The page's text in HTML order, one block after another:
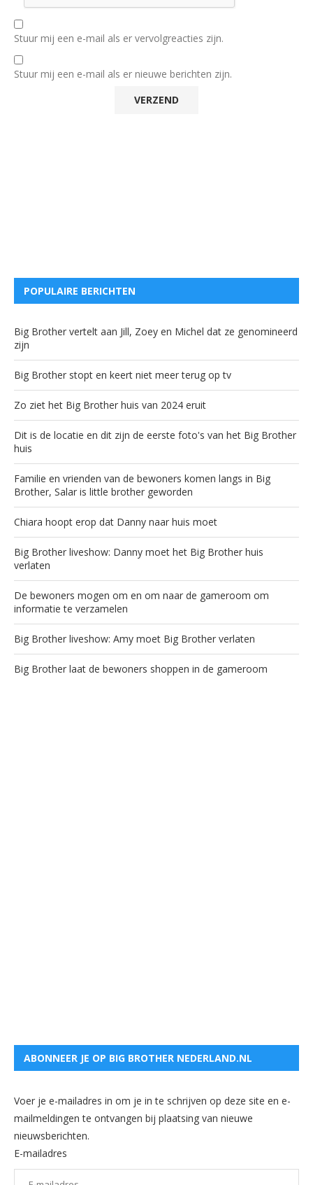
Stuur mij een e-mail als er vervolgreacties zijn.
Stuur mij een e-mail als er nieuwe berichten zijn.
POPULAIRE BERICHTEN
Big Brother vertelt aan Jill, Zoey en Michel dat ze genomineerd
zijn
Big Brother stopt en keert niet meer terug op tv
Zo ziet het Big Brother huis van 2024 eruit
Dit is de locatie en dit zijn de eerste foto's van het Big Brother
huis
Familie en vrienden van de bewoners komen langs in Big
Brother, Salar is little brother geworden
Chiara hoopt erop dat Danny naar huis moet
Big Brother liveshow: Danny moet het Big Brother huis
verlaten
De bewoners mogen om en om naar de gameroom om
informatie te verzamelen
Big Brother liveshow: Amy moet Big Brother verlaten
Big Brother laat de bewoners shoppen in de gameroom
ABONNEER JE OP BIG BROTHER NEDERLAND.NL
Voer je e-mailadres in om je in te schrijven op deze site en e-
mailmeldingen te ontvangen bij plaatsing van nieuwe
nieuwsberichten.
E-mailadres